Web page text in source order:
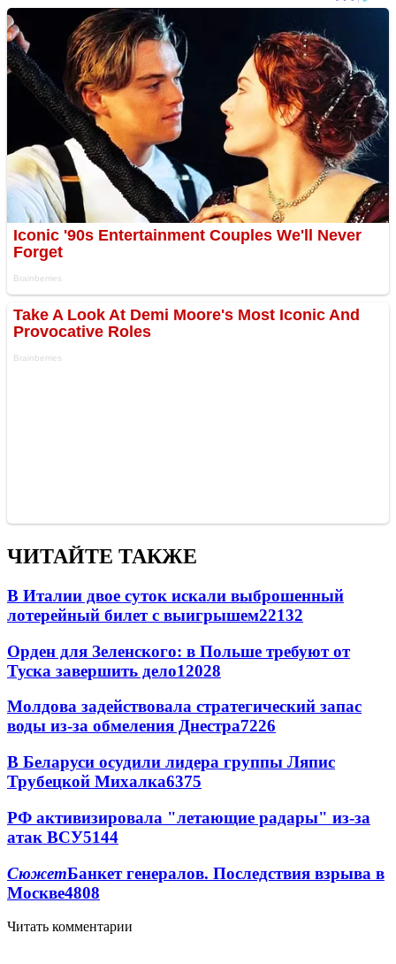
ЧИТАЙТЕ ТАКЖЕ
В Италии двое суток искали выброшенный
лотерейный билет с выигрышем22132
Орден для Зеленского: в Польше требуют от
Туска завершить дело12028
Молдова задействовала стратегический запас
воды из-за обмеления Днестра7226
В Беларуси осудили лидера группы Ляпис
Трубецкой Михалка6375
РФ активизировала "летающие радары" из-за
атак ВСУ5144
СюжетБанкет генералов. Последствия взрыва в
Москве4808
Читать комментарии